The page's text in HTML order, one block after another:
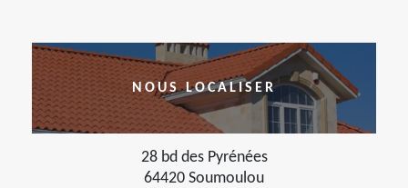
NOUS LOCALISER
28 bd des Pyrénées
64420 Soumoulou